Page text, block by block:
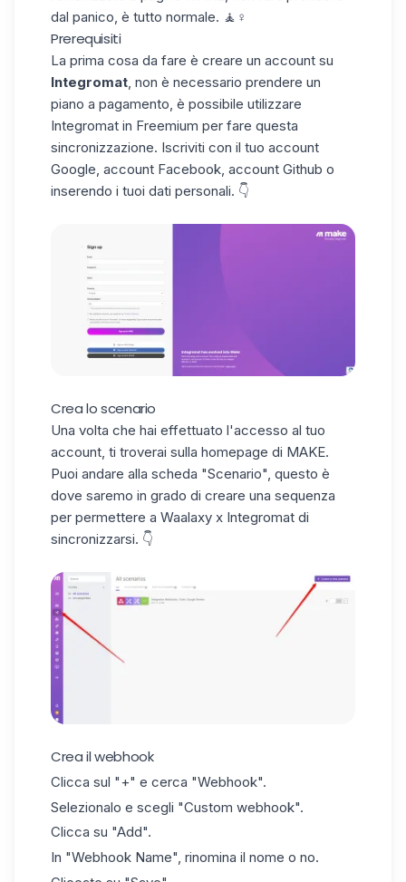
dal panico, è tutto normale. 🧘♀️
Prerequisiti
La prima cosa da fare è creare un account su
Integromat, non è necessario prendere un
piano a pagamento, è possibile utilizzare
Integromat in Freemium per fare questa
sincronizzazione. Iscriviti con il tuo account
Google, account Facebook, account Github o
inserendo i tuoi dati personali. 👇
Crea lo scenario
Una volta che hai effettuato l'accesso al tuo
account, ti troverai sulla homepage di MAKE.
Puoi andare alla scheda "Scenario", questo è
dove saremo in grado di creare una sequenza
per permettere a Waalaxy x Integromat di
sincronizzarsi. 👇
Crea il webhook
Clicca sul "+" e cerca "Webhook".
Selezionalo e scegli "Custom webhook".
Clicca su "Add".
In "Webhook Name", rinomina il nome o no.